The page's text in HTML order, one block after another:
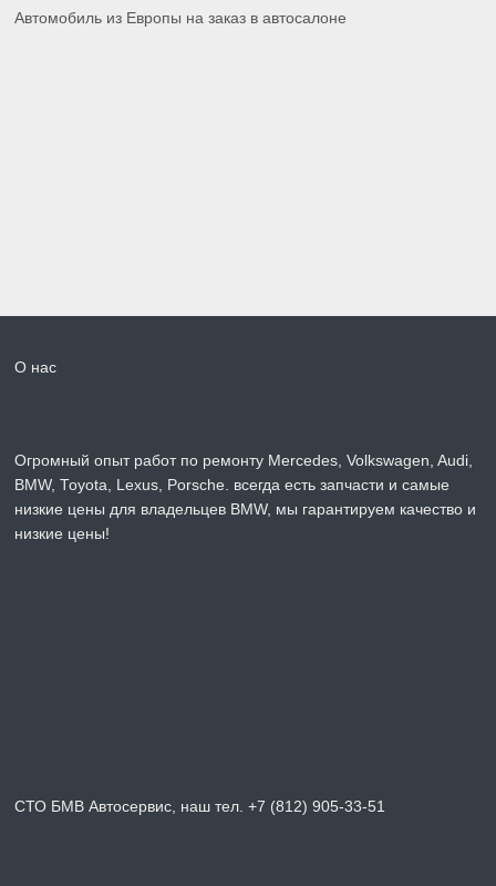
Автомобиль из Европы на заказ в автосалоне
О нас
Огромный опыт работ по ремонту Mercedes, Volkswagen, Audi,
BMW, Toyota, Lexus, Porsche. всегда есть запчасти и самые
низкие цены для владельцев BMW, мы гарантируем качество и
низкие цены!
СТО БМВ Автосервис, наш тел. +7 (812) 905-33-51